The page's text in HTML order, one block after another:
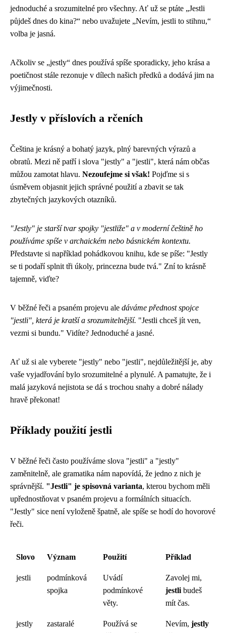
jednoduché a srozumitelné pro všechny. Ať už se ptáte „Jestli
půjdeš dnes do kina?“ nebo uvažujete „Nevím, jestli to stihnu,“
volba je jasná.
Ačkoliv se „jestly“ dnes používá spíše sporadicky, jeho krása a
poetičnost stále rezonuje v dílech našich předků a dodává jim na
výjimečnosti.
Jestly v příslovích a rčeních
Čeština je krásný a bohatý jazyk, plný barevných výrazů a
obratů. Mezi ně patří i slova "jestly" a "jestli", která nám občas
můžou zamotat hlavu. Nezoufejme si však! Pojďme si s
úsměvem objasnit jejich správné použití a zbavit se tak
zbytečných jazykových otazníků.
"Jestly" je starší tvar spojky "jestliže" a v moderní češtině ho
používáme spíše v archaickém nebo básnickém kontextu.
Představte si například pohádkovou knihu, kde se píše: "Jestly
se ti podaří splnit tři úkoly, princezna bude tvá." Zní to krásně
tajemně, viďte?
V běžné řeči a psaném projevu ale dáváme přednost spojce
"jestli", která je kratší a srozumitelnější. "Jestli chceš jít ven,
vezmi si bundu." Vidíte? Jednoduché a jasné.
Ať už si ale vyberete "jestly" nebo "jestli", nejdůležitější je, aby
vaše vyjadřování bylo srozumitelné a plynulé. A pamatujte, že i
malá jazyková nejistota se dá s trochou snahy a dobré nálady
hravě překonat!
Příklady použití jestli
V běžné řeči často používáme slova "jestli" a "jestly"
zaměnitelně, ale gramatika nám napovídá, že jedno z nich je
správnější. "Jestli" je spisovná varianta, kterou bychom měli
upřednostňovat v psaném projevu a formálních situacích.
"Jestly" sice není vyloženě špatně, ale spíše se hodí do hovorové
řeči.
Slovo Význam Použití Příklad
jestli
podmínková
spojka
Uvádí
podmínkové
věty.
Zavolej mi,
jestli budeš
mít čas.
jestly
zastaralé
Používá se
Nevím, jestly